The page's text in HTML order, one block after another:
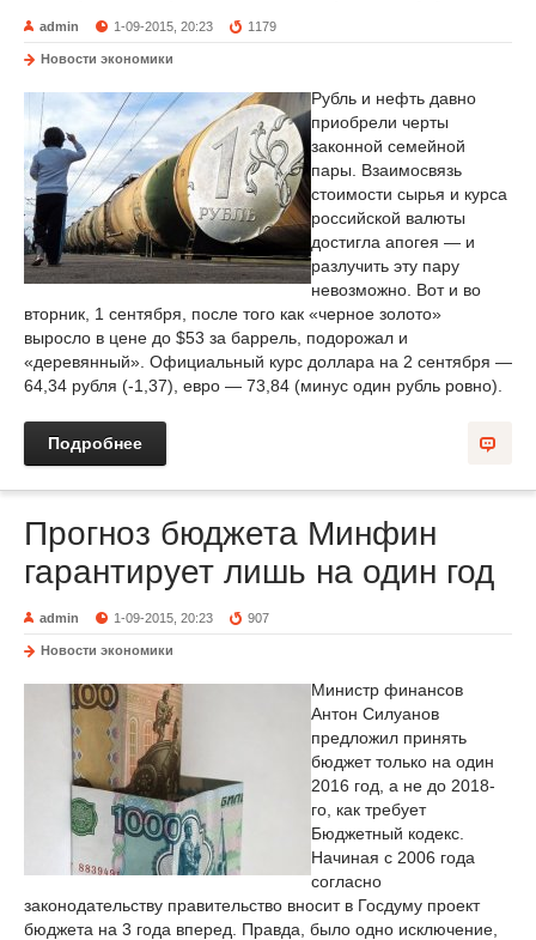
admin 1-09-2015, 20:23 1179
Новости экономики
Рубль и нефть давно
приобрели черты
законной семейной
пары. Взаимосвязь
стоимости сырья и курса
российской валюты
достигла апогея — и
разлучить эту пару
невозможно. Вот и во
вторник, 1 сентября, после того как «черное золото»
выросло в цене до $53 за баррель, подорожал и
«деревянный». Официальный курс доллара на 2 сентября —
64,34 рубля (-1,37), евро — 73,84 (минус один рубль ровно).
Подробнее
Прогноз бюджета Минфин
гарантирует лишь на один год
admin 1-09-2015, 20:23 907
Новости экономики
Министр финансов
Антон Силуанов
предложил принять
бюджет только на один
2016 год, а не до 2018-
го, как требует
Бюджетный кодекс.
Начиная с 2006 года
согласно
законодательству правительство вносит в Госдуму проект
бюджета на 3 года вперед. Правда, было одно исключение,